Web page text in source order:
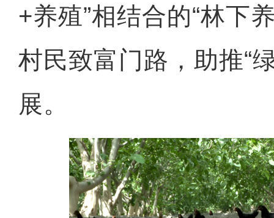
+养殖”相结合的“林下
村民致富门路，助推“
展。